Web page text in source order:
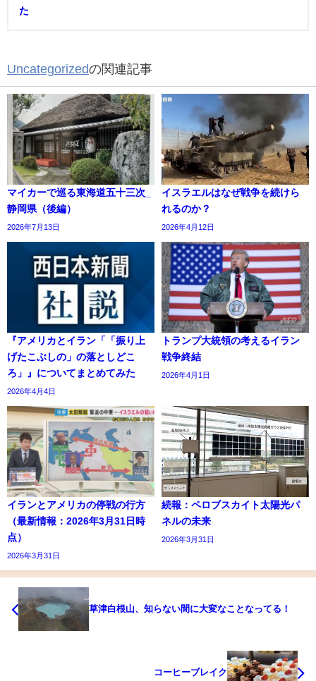
た
Uncategorizedの関連記事
マイカーで巡る東海道五十三次_
静岡県（後編）
2026年7月13日
イスラエルはなぜ戦争を続けら
れるのか？
2026年4月12日
『アメリカとイラン「「振り上
げたこぶしの」の落としどこ
ろ」』についてまとめてみた
2026年4月4日
トランプ大統領の考えるイラン
戦争終結
2026年4月1日
イランとアメリカの停戦の行方
（最新情報：2026年3月31日時
点）
2026年3月31日
続報：ペロブスカイト太陽光パ
ネルの未来
2026年3月31日
草津白根山、知らない間に大変なことなってる！
コーヒーブレイク